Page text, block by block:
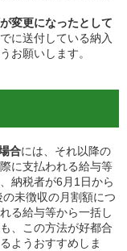
変更になったとして
に送付している納入
お願いします。
合には、それ以降の
に支払われる給与等
納税者が6月1日から
未徴収の月割額につ
る給与等から一括し
、この方法が好都合
ようおすすめしま